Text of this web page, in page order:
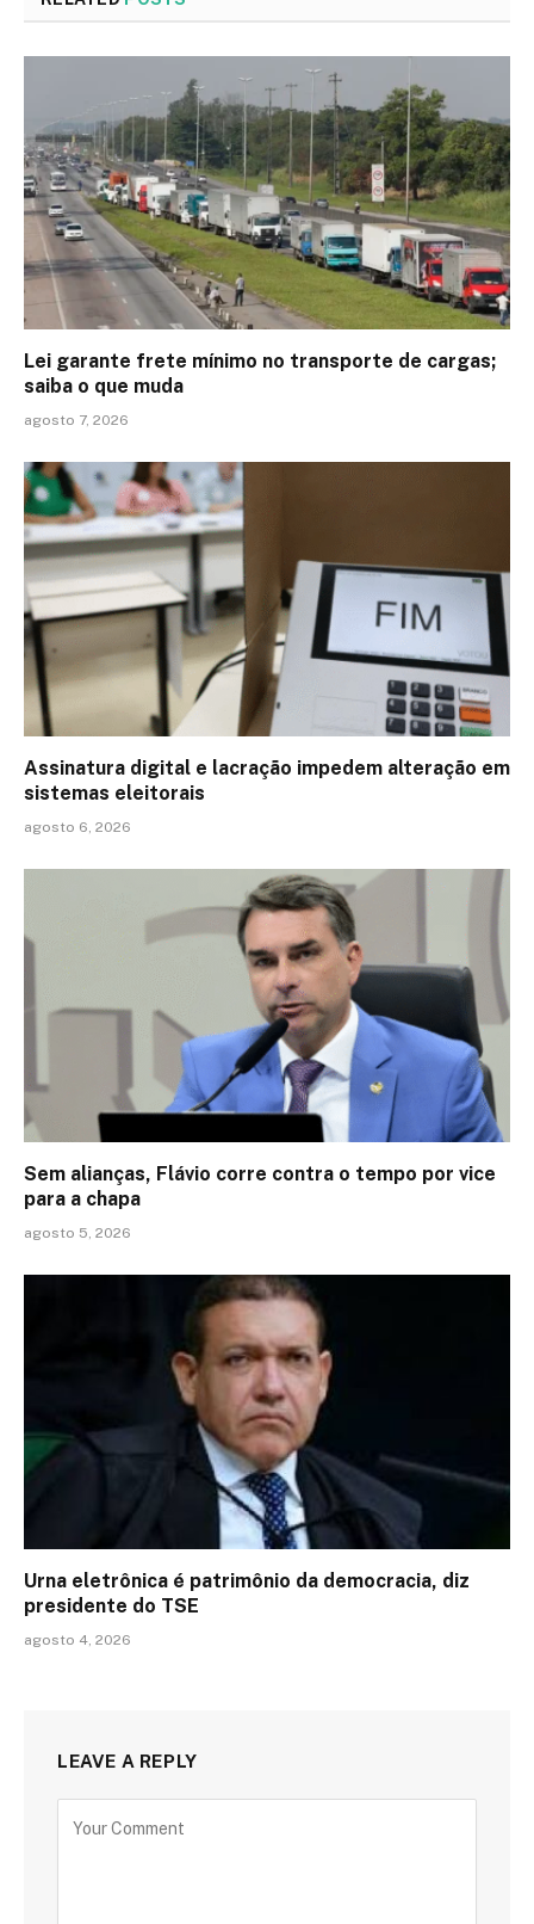
Lei garante frete mínimo no transporte de cargas;
saiba o que muda
agosto 7, 2026
Assinatura digital e lacração impedem alteração em
sistemas eleitorais
agosto 6, 2026
Sem alianças, Flávio corre contra o tempo por vice
para a chapa
agosto 5, 2026
Urna eletrônica é patrimônio da democracia, diz
presidente do TSE
agosto 4, 2026
LEAVE A REPLY